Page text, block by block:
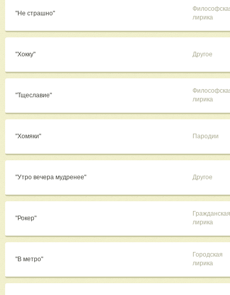
"Не страшно"
лирика
"Хокку" Другое
"Тщеславие"
лирика
"Хомяки" Пародии
"Утро вечера мудренее" Другое
"Рокер"
Гражданская
лирика
"В метро"
Городская
лирика